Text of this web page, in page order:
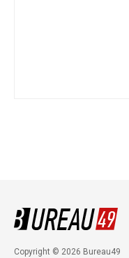
Copyright © 2026 Bureau49